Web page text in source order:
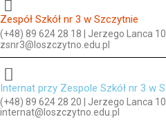
Zespół Szkół nr 3 w Szczytnie
(+48) 89 624 28 18 | Jerzego Lanca
zsnr3@loszczytno.edu.pl
Internat przy Zespole Szkół nr 3 w
(+48) 89 624 28 20 | Jerzego Lanca
internat@loszczytno.edu.pl